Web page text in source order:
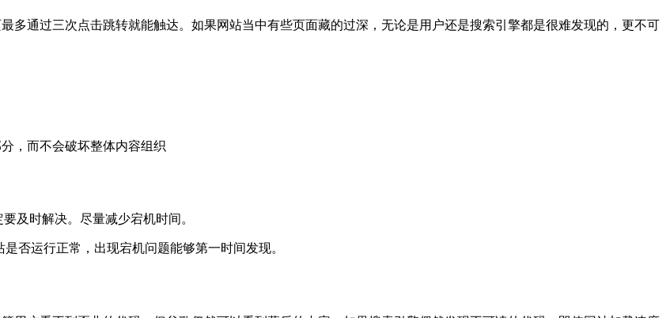
多通过三次点击跳转就能触达。如果网站当中有些页面藏的过深，无论是用户还是搜索引擎都是很难发现的，更不可
，而不会破坏整体内容组织
及时解决。尽量减少宕机时间。
否运行正常，出现宕机问题能够第一时间发现。